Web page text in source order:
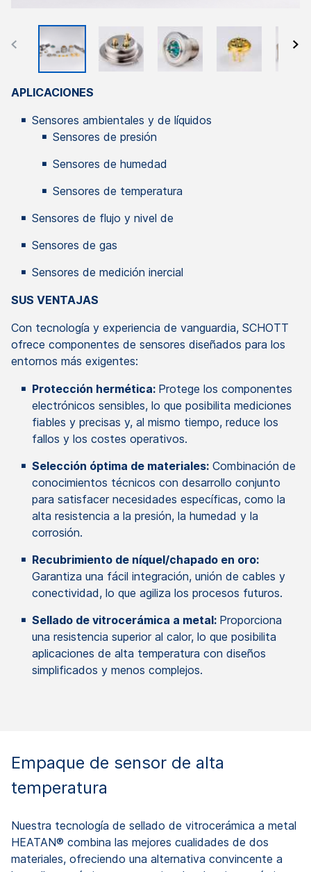
APLICACIONES
Sensores ambientales y de líquidos
Sensores de presión
Sensores de humedad
Sensores de temperatura
Sensores de flujo y nivel de
Sensores de gas
Sensores de medición inercial
SUS VENTAJAS
Con tecnología y experiencia de vanguardia, SCHOTT
ofrece componentes de sensores diseñados para los
entornos más exigentes:
Protección hermética: Protege los componentes
electrónicos sensibles, lo que posibilita mediciones
fiables y precisas y, al mismo tiempo, reduce los
fallos y los costes operativos.
Selección óptima de materiales: Combinación de
conocimientos técnicos con desarrollo conjunto
para satisfacer necesidades específicas, como la
alta resistencia a la presión, la humedad y la
corrosión.
Recubrimiento de níquel/chapado en oro:
Garantiza una fácil integración, unión de cables y
conectividad, lo que agiliza los procesos futuros.
Sellado de vitrocerámica a metal: Proporciona
una resistencia superior al calor, lo que posibilita
aplicaciones de alta temperatura con diseños
simplificados y menos complejos.
Empaque de sensor de alta
temperatura
Nuestra tecnología de sellado de vitrocerámica a metal
HEATAN® combina las mejores cualidades de dos
materiales, ofreciendo una alternativa convincente a